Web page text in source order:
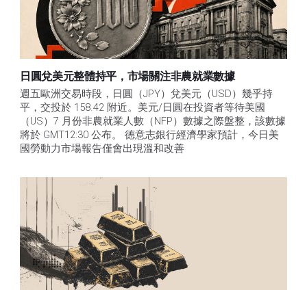
日圓兌美元整體持平，市場關注非農就業數據
週五歐洲交易時段，日圓（JPY）兌美元（USD）幾乎持
平，交投於 158.42 附近。美元/日圓在投資者等待美國
（US）7 月份非農就業人數（NFP）數據之際盤整，該數據
將於 GMT12:30 公布。 德意志銀行經濟學家預計，今日美
國勞動力市場報告僅會出現溫和改善